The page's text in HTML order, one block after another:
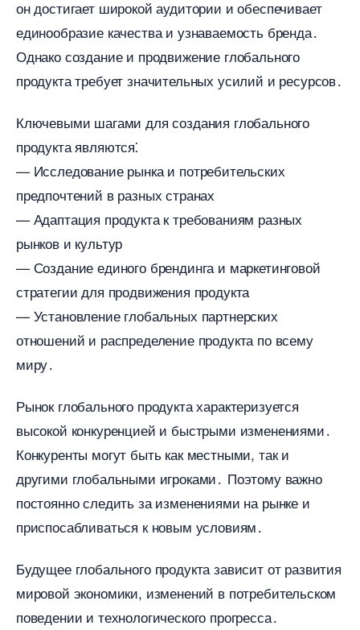
он достигает широкой аудитории и обеспечивает
единообразие качества и узнаваемость бренда․
Однако создание и продвижение глобального
продукта требует значительных усилий и ресурсов․
Ключевыми шагами для создания глобального
продукта являются⁚
— Исследование рынка и потребительских
предпочтений в разных странах
— Адаптация продукта к требованиям разных
рынков и культур
— Создание единого брендинга и маркетинговой
стратегии для продвижения продукта
— Установление глобальных партнерских
отношений и распределение продукта по всему
миру․
Рынок глобального продукта характеризуется
ысокой конкуренцией и быстрыми изменениями․
Конкуренты могут быть как местными, так и
другими глобальными игроками․ Поэтому важно
постоянно следить за изменениями на рынке и
приспосабливаться к новым условиям․
Будущее глобального продукта зависит от развития
мировой экономики, изменений в потребительском
поведении и технологического прогресса․